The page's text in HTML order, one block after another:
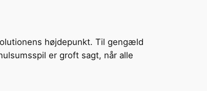
højdepunkt. Til gengæld
er groft sagt, når alle